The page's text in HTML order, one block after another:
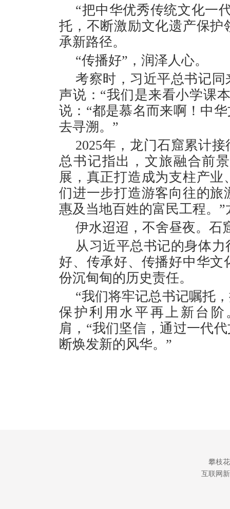
“把中华优秀传统文化一
托，不断激励文化遗产保
承新路径。
“传播好”，润泽人心。
考察时，习近平总书记
声说：“我们是来看小学课
说：“都是慕名而来啊！中
去寻溯。”
2025年，龙门石窟累计
总书记指出，文旅融合前
展，真正打造成为支柱产
们进一步打造游客向往的
惠及当地百姓的富民工程。
伊水迢迢，不舍昼夜。石
从习近平总书记的身体
好、传承好、传播好中华
份沉甸甸的历史责任。
“我们将牢记总书记嘱托
保护利用水平再上新台
肩，“我们坚信，通过一代
断焕发新的风华。”
攀枝
互联网